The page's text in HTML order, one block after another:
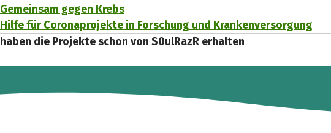
Gemeinsam gegen Krebs
Hilfe für Coronaprojekte in Forschung und Krankenversorgung
haben die Projekte schon von S0ulRazR erhalten